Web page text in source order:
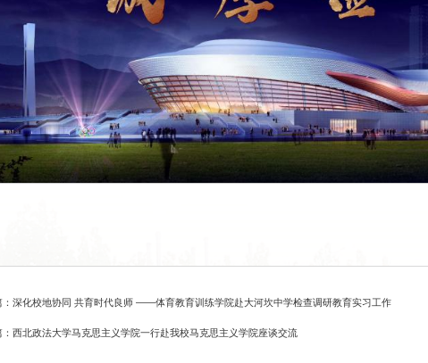
：深化校地协同 共育时代良师 ——体育教育训练学院赴大河坎中学检查调研教育实习工作
：西北政法大学马克思主义学院一行赴我校马克思主义学院座谈交流